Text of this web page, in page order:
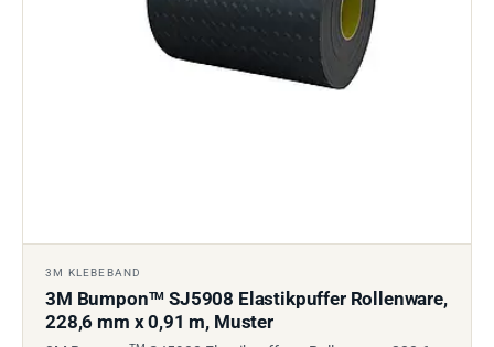
3M KLEBEBAND
3M BumponTM SJ5908 Elastikpuffer Rollenware,
228,6 mm x 0,91 m, Muster